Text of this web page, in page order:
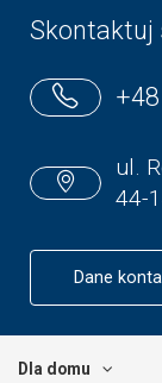
Skontaktuj
ul.
44-
Dane
Dla domu